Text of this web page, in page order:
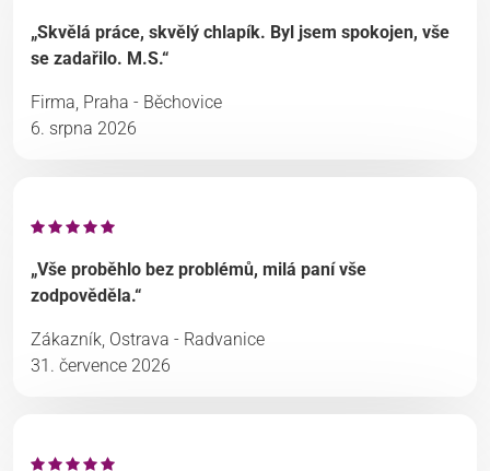
„Skvělá práce, skvělý chlapík. Byl jsem spokojen, vše
se zadařilo. M.S.“
Firma, Praha - Běchovice
6. srpna 2026
„Vše proběhlo bez problémů, milá paní vše
zodpověděla.“
Zákazník, Ostrava - Radvanice
31. července 2026